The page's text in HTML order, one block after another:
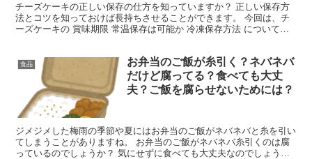
チーズケーキの正しい保存の仕方を知っていますか？ 正しい保存方
法とコツを知っておけば長持ちさせることができます。 今回は、チ
ーズケーキの 賞味期限 常温保存は可能か 冷凍保存方法 についてご
食品
お弁当のご飯が糸引く？ネバネバ
だけど腐ってる？食べても大丈
夫？ご飯を腐らせないためには？
ジメジメした梅雨の季節や夏にはお弁当のご飯がネバネバと糸を引い
てしまうことがありますね。 お弁当のご飯がネバネバ糸引くのは腐
っているのでしょうか？ 気にせずに食べても大丈夫なのでしょう